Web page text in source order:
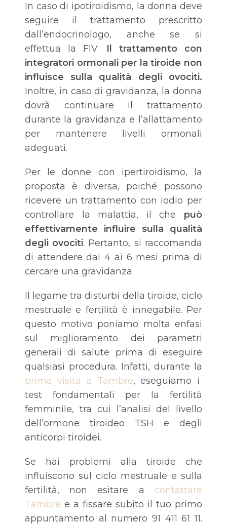
In caso di ipotiroidismo, la donna deve
seguire il trattamento prescritto
dall’endocrinologo, anche se si
effettua la FIV.
Il trattamento con
integratori ormonali per la tiroide non
influisce sulla qualità degli ovociti.
Inoltre, in caso di gravidanza, la donna
dovrà continuare il trattamento
durante la gravidanza e l’allattamento
per mantenere livelli ormonali
adeguati.
Per le donne con ipertiroidismo, la
proposta è diversa, poiché possono
ricevere un trattamento con iodio per
controllare la malattia, il che può
effettivamente influire sulla qualità
degli ovociti. Pertanto, si raccomanda
di attendere dai 4 ai 6 mesi prima di
cercare una gravidanza.
Il legame tra disturbi della tiroide, ciclo
mestruale e fertilità è innegabile. Per
questo motivo poniamo molta enfasi
sul miglioramento dei parametri
generali di salute prima di eseguire
qualsiasi procedura. Infatti, durante la
prima visita a Tambre, eseguiamo i
test fondamentali per la fertilità
femminile, tra cui l’analisi del livello
dell’ormone tiroideo TSH e degli
anticorpi tiroidei.
Se hai problemi alla tiroide che
influiscono sul ciclo mestruale e sulla
fertilità, non esitare a contattare
Tambre e a fissare subito il tuo primo
appuntamento al numero 91 411 61 11.